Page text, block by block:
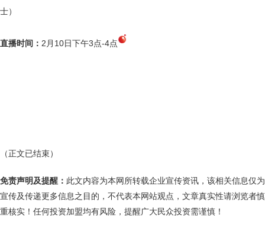
士）
直播时间： 2月10日下午3点-4点
（正文已结束）
免责声明及提醒： 此文内容为本网所转载企业宣传资讯，该相关信息仅为
宣传及传递更多信息之目的，不代表本网站观点，文章真实性请浏览者慎
重核实！任何投资加盟均有风险，提醒广大民众投资需谨慎！